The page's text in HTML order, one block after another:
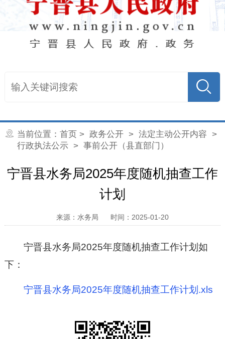
当前位置： 首页 > 政务公开> 法定主动公开内容 >
行政执法公示> 事前公开（县直部门）
宁晋县水务局2025年度随机抽查工作
计划
来源：水务局 时间：2025-01-20
宁晋县水务局2025年度随机抽查工作计划如
下：
宁晋县水务局2025年度随机抽查工作计划.xls